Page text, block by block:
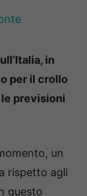
in
per il crollo
previsioni
un
rispetto agli
questo